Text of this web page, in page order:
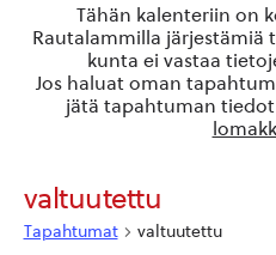
valtuutettu
Tapahtumat valtuutettu
Tähän kalenteriin on
Rautalammilla järjestämiä
kunta ei vastaa
Jos haluat oman
jätä tapahtuman